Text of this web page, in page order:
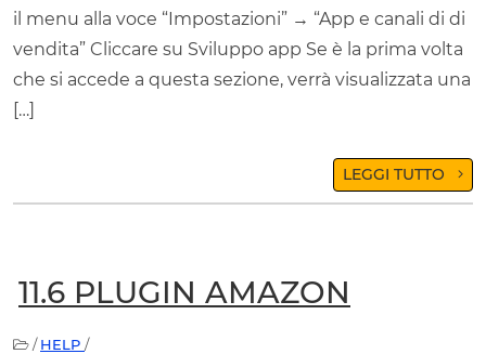
il menu alla voce “Impostazioni” → “App e canali di di
vendita” Cliccare su Sviluppo app Se è la prima volta
che si accede a questa sezione, verrà visualizzata una
[…]
LEGGI TUTTO
11.6 PLUGIN AMAZON
/HELP /